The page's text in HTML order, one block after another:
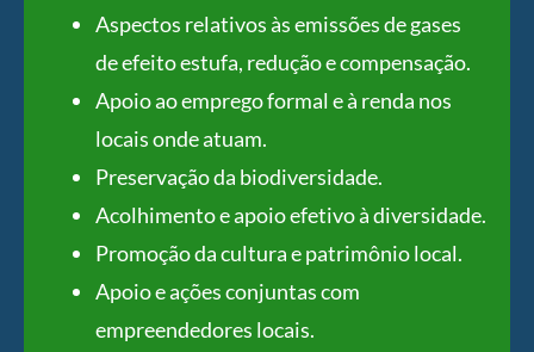
Aspectos relativos às emissões de gases
de efeito estufa, redução e compensação.
Apoio ao emprego formal e à renda nos
locais onde atuam.
Preservação da biodiversidade.
Acolhimento e apoio efetivo à diversidade.
Promoção da cultura e patrimônio local.
Apoio e ações conjuntas com
empreendedores locais.